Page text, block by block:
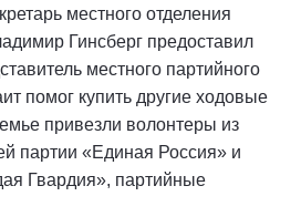
местного отделения
Гинсберг предоставил
местного партийного
помог купить другие ходовые
привезли волонтеры из
партии «Единая Россия» и
Гвардия», партийные